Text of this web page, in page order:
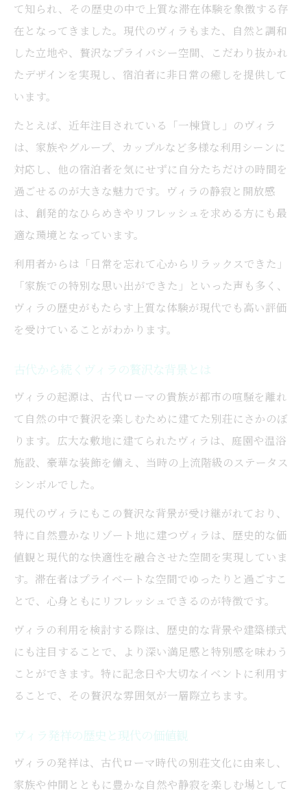
て知られ、その歴史の中で上質な滞在体験を象徴する存
在となってきました。現代のヴィラもまた、自然と調和
した立地や、贅沢なプライバシー空間、こだわり抜かれ
たデザインを実現し、宿泊者に非日常の癒しを提供して
います。
たとえば、近年注目されている「一棟貸し」のヴィラ
は、家族やグループ、カップルなど多様な利用シーンに
対応し、他の宿泊者を気にせずに自分たちだけの時間を
過ごせるのが大きな魅力です。ヴィラの静寂と開放感
は、創発的なひらめきやリフレッシュを求める方にも最
適な環境となっています。
利用者からは「日常を忘れて心からリラックスできた」
「家族での特別な思い出ができた」といった声も多く、
ヴィラの歴史がもたらす上質な体験が現代でも高い評価
を受けていることがわかります。
古代から続くヴィラの贅沢な背景とは
ヴィラの起源は、古代ローマの貴族が都市の喧騒を離れ
て自然の中で贅沢を楽しむために建てた別荘にさかのぼ
ります。広大な敷地に建てられたヴィラは、庭園や温浴
施設、豪華な装飾を備え、当時の上流階級のステータス
シンボルでした。
現代のヴィラにもこの贅沢な背景が受け継がれており、
特に自然豊かなリゾート地に建つヴィラは、歴史的な価
値観と現代的な快適性を融合させた空間を実現していま
す。滞在者はプライベートな空間でゆったりと過ごすこ
とで、心身ともにリフレッシュできるのが特徴です。
ヴィラの利用を検討する際は、歴史的な背景や建築様式
にも注目することで、より深い満足感と特別感を味わう
ことができます。特に記念日や大切なイベントに利用す
ることで、その贅沢な雰囲気が一層際立ちます。
ヴィラ発祥の歴史と現代の価値観
ヴィラの発祥は、古代ローマ時代の別荘文化に由来し、
家族や仲間とともに豊かな自然や静寂を楽しむ場として